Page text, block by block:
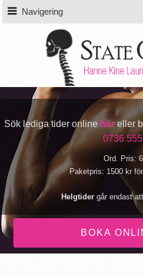
Navigering
Sök lediga tider online häreller
0736
Ord. Pris:
Paketpris: 1500 kr
Helgtider går endast
BOKA